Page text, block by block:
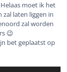
moet ik het
laten liggen in
zal worden
😉
bet geplaatst op